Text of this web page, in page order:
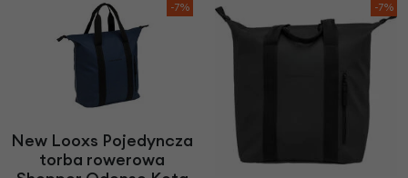
-7%
New Looxs Pojedyncza
torba rowerowa
-7%